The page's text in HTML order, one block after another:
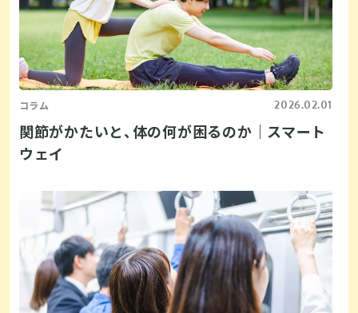
コラム 2026.02.01
関節がかたいと、体の何が困るのか｜スマート
ウェイ